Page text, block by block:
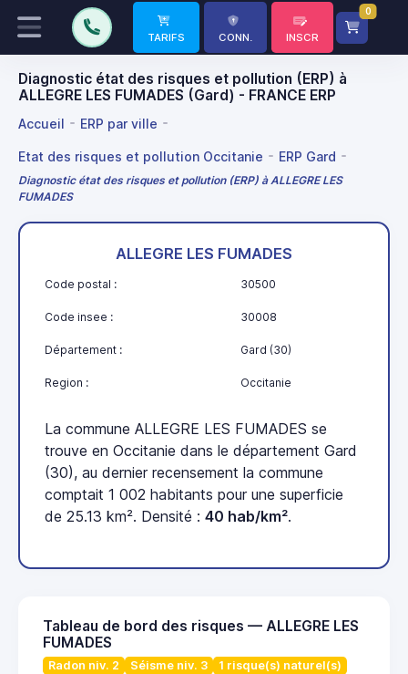
TARIFS CONN. INSCR
0
Diagnostic état des risques et pollution (ERP) à
ALLEGRE LES FUMADES (Gard) - FRANCE ERP
Accueil ERP par ville
Etat des risques et pollution Occitanie ERP Gard
Diagnostic état des risques et pollution (ERP) à ALLEGRE LES
FUMADES
ALLEGRE LES FUMADES
Code postal : 30500
Code insee : 30008
Département : Gard (30)
Region : Occitanie
La commune ALLEGRE LES FUMADES se
trouve en Occitanie dans le département Gard
(30), au dernier recensement la commune
comptait 1 002 habitants pour une superficie
de 25.13 km². Densité : 40 hab/km².
Tableau de bord des risques — ALLEGRE LES
FUMADES
Radon niv. 2 Séisme niv. 3
1 risque(s) naturel(s)